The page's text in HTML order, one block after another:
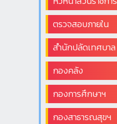
ตรวจสอบภายใน
สำนักปลัดเทศบาล
กองคลัง
กองการศึกษาฯ
กองสาธารณสุขฯ